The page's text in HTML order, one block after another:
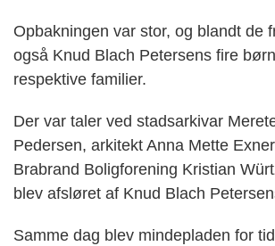
Opbakningen var stor, og blandt de
også Knud Blach Petersens fire
respektive familier.
Der var taler ved stadsarkivar
Pedersen, arkitekt Anna Mette
Brabrand Boligforening Kristian
blev afsløret af Knud Blach
Samme dag blev mindepladen for